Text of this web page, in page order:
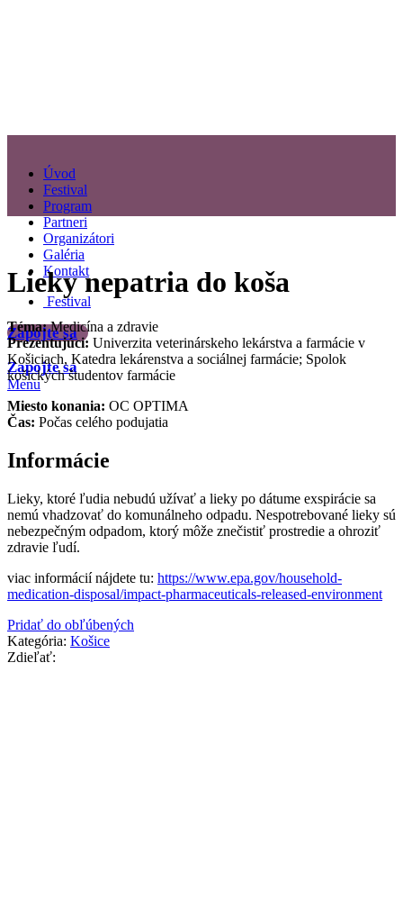
Úvod
Festival
Program
Partneri
Organizátori
Galéria
Kontakt
Festival
Zapojte sa
Zapojte sa
Menu
Lieky nepatria do koša
Téma:Medicína a zdravie
Prezentujúci: Univerzita veterinárskeho lekárstva a farmácie v
Košiciach, Katedra lekárenstva a sociálnej farmácie; Spolok
košických študentov farmácie
Miesto konania: OC OPTIMA
Čas: Počas celého podujatia
Informácie
Lieky, ktoré ľudia nebudú užívať a lieky po dátume exspirácie sa
nemú vhadzovať do komunálneho odpadu. Nespotrebované lieky sú
nebezpečným odpadom, ktorý môže znečistiť prostredie a ohroziť
zdravie ľudí.
viac informácií nájdete tu: https://www.epa.gov/household-
medication-disposal/impact-pharmaceuticals-released-environment
Pridať do obľúbených
Kategória: Košice
Zdieľať: